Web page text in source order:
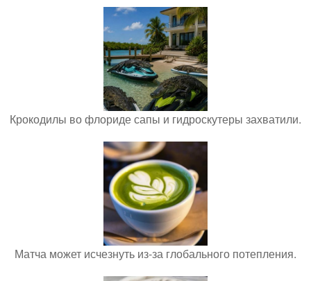
Крокодилы во флориде сапы и гидроскутеры захватили.
Матча может исчезнуть из-за глобального потепления.